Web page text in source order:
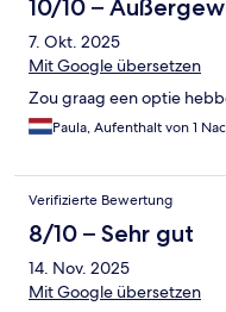
10/10 –
7. Okt. 2025
Mit Google übersetzen
Zou graag een optie
Paula, Aufenthalt von 1
Verifizierte Bewertung
8/10 – Sehr gut
14. Nov. 2025
Mit Google übersetzen